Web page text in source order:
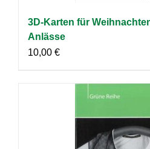
3D-Karten für
Anlässe
10,00 €